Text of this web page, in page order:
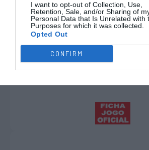
I want to opt-out of Collection, Use,
Retention, Sale, and/or Sharing of
Personal Data that Is Unrelated with
Purposes for which it was collected.
Opted Out
CONFIRM
Pablo
Fim do jogo.